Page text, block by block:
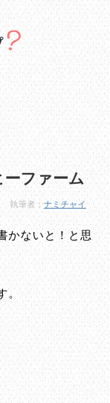
ーファーム
執筆者：ナミチャイ
かないと！と思
。